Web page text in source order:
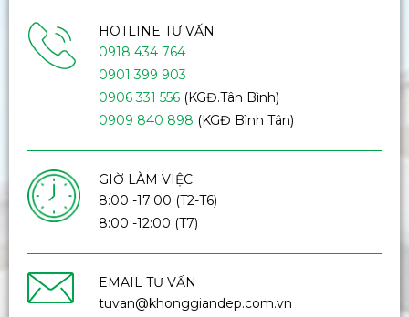
HOTLINE TƯ VẤN
0918 434 764
0901 399 903
0906 331 556(KGĐ.Tân Bình)
0909 840 898 (KGĐ Bình Tân)
GIỜ LÀM VIỆC
8:00 -17:00 (T2-T6)
8:00 -12:00 (T7)
EMAIL TƯ VẤN
tuvan@khonggiandep.com.vn